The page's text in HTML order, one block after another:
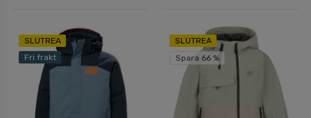
SLUTREA
Fri frakt
SLUTREA
Spara 66 %